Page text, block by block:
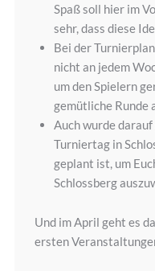
Spaß soll hier im
sehr, dass diese
Bei der
nicht an jedem
um den Spielern
gemütliche Runde
Auch wurde
Turniertag in
geplant ist, um
Schlossberg
Und im April geht es
ersten